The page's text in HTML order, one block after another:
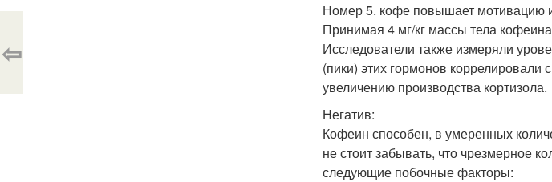
Номер 5. кофе повышает мотивацию
Принимая 4 мг/кг массы тела
Исследователи также измеряли
(пики) этих гормонов коррелировали
увеличению производства кортизола.
Негатив:
Кофеин способен, в умеренных
не стоит забывать, что чрезмерное
следующие побочные факторы:
⇦